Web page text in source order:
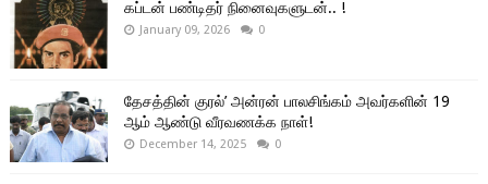
கப்டன் பண்டிதர் நினைவுகளுடன்.. !
January 09, 2026 0
தேசத்தின் குரல்’ அன்ரன் பாலசிங்கம் அவர்களின் 19
ஆம் ஆண்டு வீரவணக்க நாள்!
December 14, 2025 0